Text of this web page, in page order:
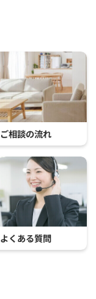
ご相談の流れ
よくある質問